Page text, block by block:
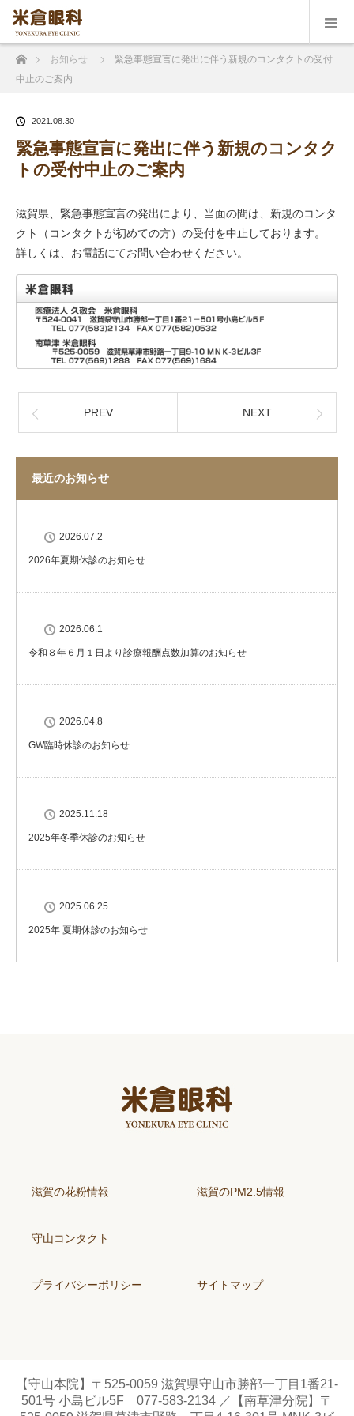
ホームお知らせ
緊急事態宣言に発出に伴う新規のコンタクトの受付
中止のご案内
2021.08.30
緊急事態宣言に発出に伴う新規のコンタク
トの受付中止のご案内
滋賀県、緊急事態宣言の発出により、当面の間は、新規のコンタ
クト（コンタクトが初めての方）の受付を中止しております。
詳しくは、お電話にてお問い合わせください。
PREV NEXT
最近のお知らせ
2026.07.2
2026年夏期休診のお知らせ
2026.06.1
令和８年６月１日より診療報酬点数加算のお知らせ
2026.04.8
GW臨時休診のお知らせ
2025.11.18
2025年冬季休診のお知らせ
2025.06.25
2025年 夏期休診のお知らせ
滋賀の花粉情報 滋賀のPM2.5情報
守山コンタクト
プライバシーポリシー サイトマップ
【守山本院】〒525-0059 滋賀県守山市勝部一丁目1番21-
501号 小島ビル5F 077-583-2134 ／【南草津分院】〒